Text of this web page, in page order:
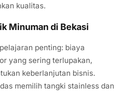
kualitas.
Minuman di Bekasi
penting: biaya
yang sering terlupakan,
keberlanjutan bisnis.
memilih tangki stainless dan